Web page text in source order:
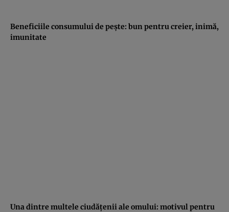
Beneficiile consumului de peşte: bun pentru creier, inimă,
imunitate
Una dintre multele ciudăţenii ale omului: motivul pentru